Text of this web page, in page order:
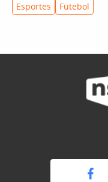
Esportes
Futebol